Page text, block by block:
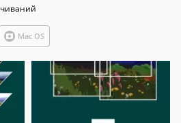
Mac OS